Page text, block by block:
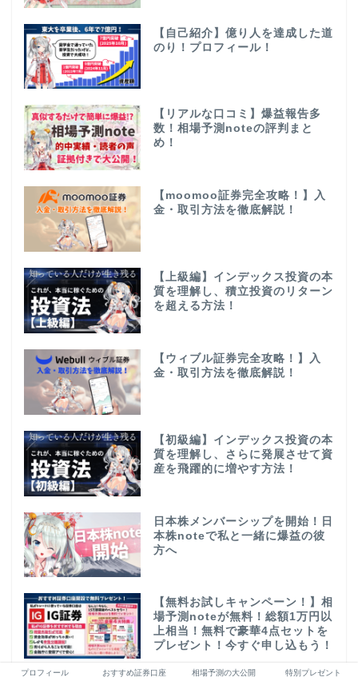
【自己紹介】億り人を達成した道
のり！プロフィール！
【リアルな口コミ】爆益報告多
数！相場予測noteの評判まと
め！
【moomoo証券完全攻略！】入
金・取引方法を徹底解説！
【上級編】インデックス投資の本
質を理解し、積立投資のリターン
を超える方法！
【ウィブル証券完全攻略！】入
金・取引方法を徹底解説！
【初級編】インデックス投資の本
質を理解し、さらに発展させて資
産を飛躍的に増やす方法！
日本株メンバーシップを開始！日
本株noteで私と一緒に爆益の彼
方へ
【無料お試しキャンペーン！】相
場予測noteが無料！総額1万円以
上相当！無料で豪華4点セットを
プレゼント！今すぐ申し込もう！
プロフィール おすすめ証券口座 相場予測の大公開 特別プレゼント